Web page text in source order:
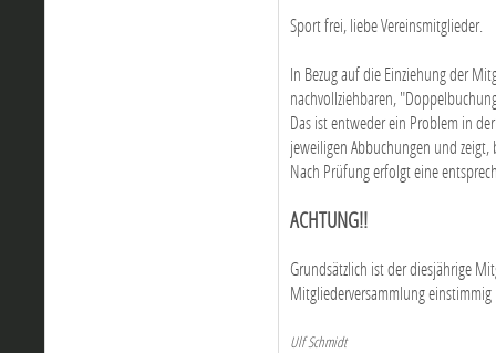
Sport frei, liebe Vereinsmitglieder.
In Bezug auf die Einziehung der
nachvollziehbaren,
Das ist entweder ein Problem in
jeweiligen Abbuchungen und
Nach Prüfung erfolgt eine
ACHTUNG!!
Grundsätzlich ist der diesjährige
Mitgliederversammlung
Ulf Schmidt